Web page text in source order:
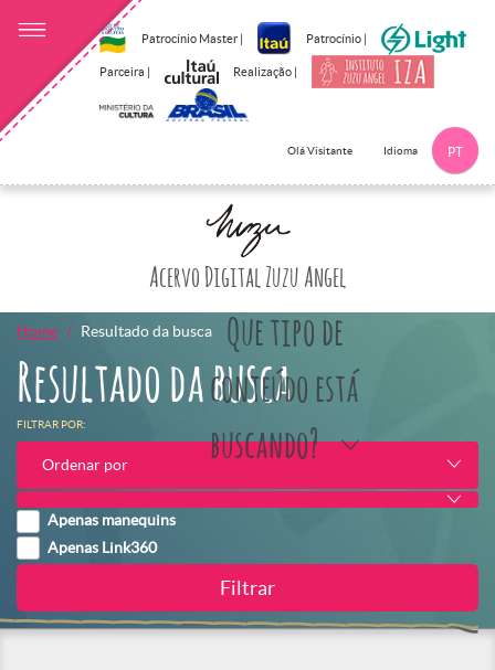
Patrocínio Master | Patrocínio |
Parceira | Realização |
Olá Visitante Idioma PT
Acervo Digital Zuzu Angel
Que tipo de
conteúdo está
buscando?
Home Resultado da busca
Resultado da busca
FILTRAR POR:
Ordenar por
Apenas manequins
Apenas Link360